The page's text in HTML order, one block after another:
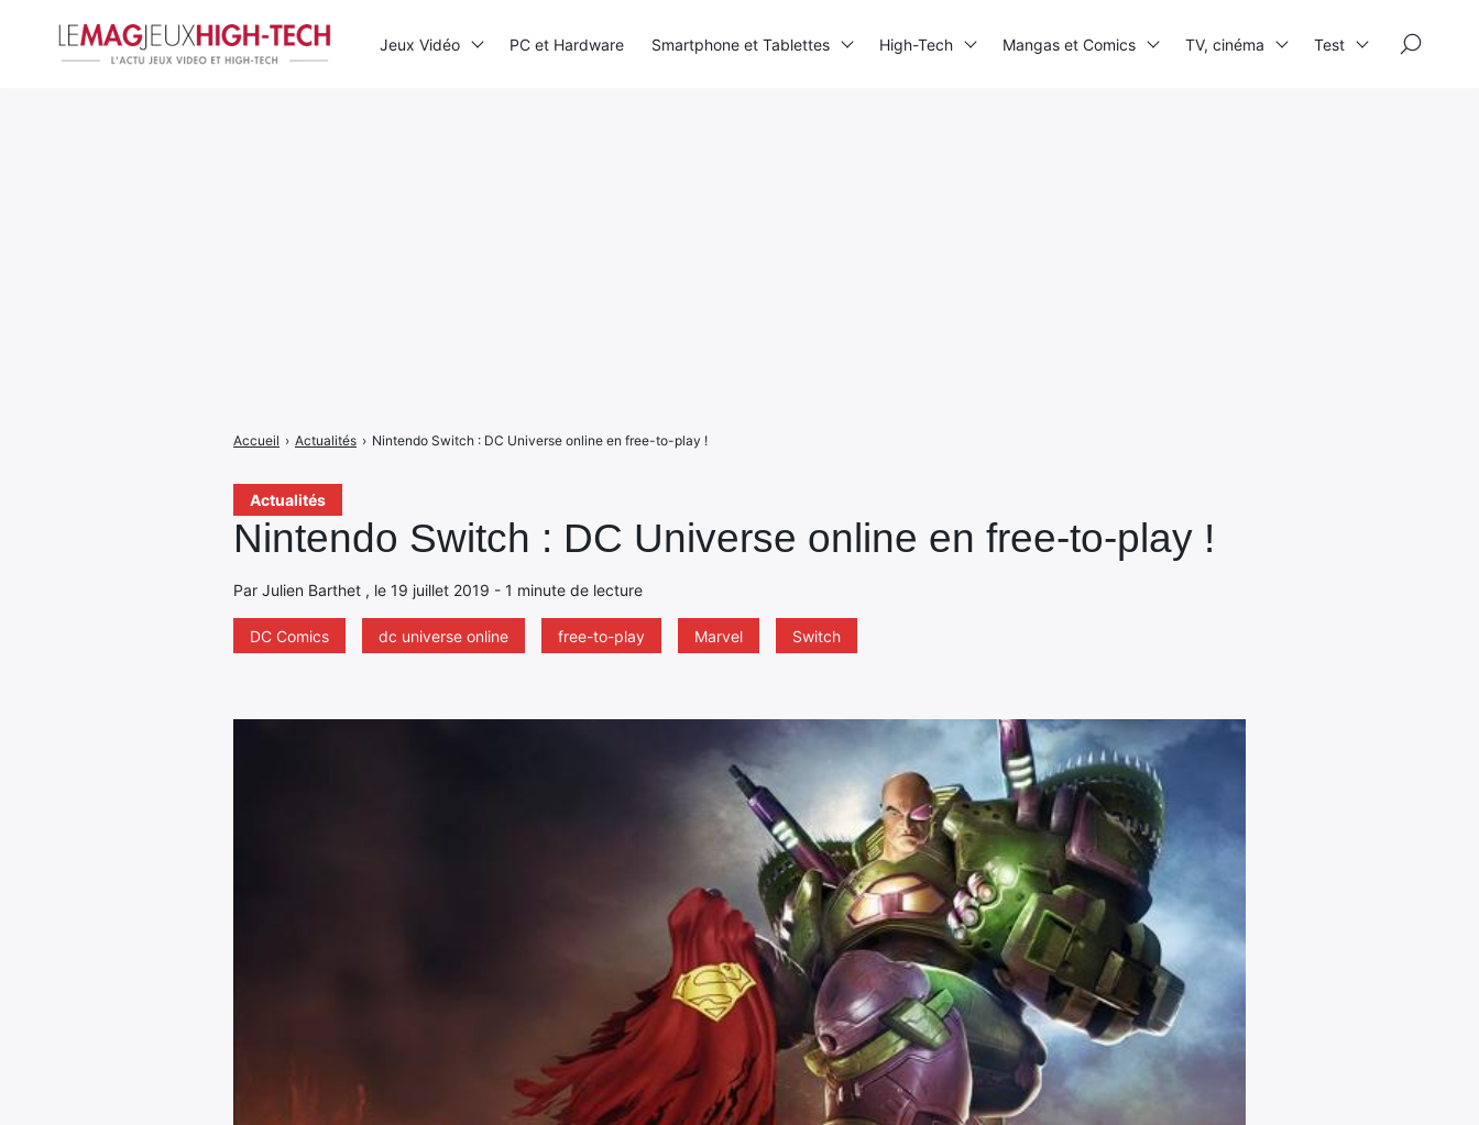
Actualités
Nintendo Switch : DC Universe online en free-to-play !
Par Julien Barthet , le 19 juillet 2019 - 1 minute de lecture
DC Comics dc universe online free-to-play Marvel Switch
Accueil › Actualités › Nintendo Switch : DC Universe online en free-to-play !
Jeux Vidéo PC et Hardware Smartphone et Tablettes High-Tech Mangas et Comics TV, cinéma Test